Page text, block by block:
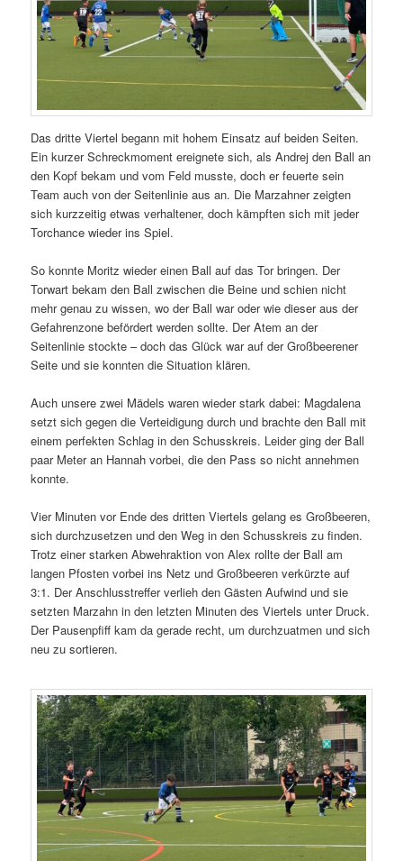
Das dritte Viertel begann mit hohem Einsatz auf beiden Seiten.
Ein kurzer Schreckmoment ereignete sich, als Andrej den Ball an
den Kopf bekam und vom Feld musste, doch er feuerte sein
Team auch von der Seitenlinie aus an. Die Marzahner zeigten
sich kurzzeitig etwas verhaltener, doch kämpften sich mit jeder
Torchance wieder ins Spiel.
So konnte Moritz wieder einen Ball auf das Tor bringen. Der
Torwart bekam den Ball zwischen die Beine und schien nicht
mehr genau zu wissen, wo der Ball war oder wie dieser aus der
Gefahrenzone befördert werden sollte. Der Atem an der
Seitenlinie stockte – doch das Glück war auf der Großbeerener
Seite und sie konnten die Situation klären.
Auch unsere zwei Mädels waren wieder stark dabei: Magdalena
setzt sich gegen die Verteidigung durch und brachte den Ball mit
einem perfekten Schlag in den Schusskreis. Leider ging der Ball
paar Meter an Hannah vorbei, die den Pass so nicht annehmen
konnte.
Vier Minuten vor Ende des dritten Viertels gelang es Großbeeren,
sich durchzusetzen und den Weg in den Schusskreis zu finden.
Trotz einer starken Abwehraktion von Alex rollte der Ball am
langen Pfosten vorbei ins Netz und Großbeeren verkürzte auf
3:1. Der Anschlusstreffer verlieh den Gästen Aufwind und sie
setzten Marzahn in den letzten Minuten des Viertels unter Druck.
Der Pausenpfiff kam da gerade recht, um durchzuatmen und sich
neu zu sortieren.